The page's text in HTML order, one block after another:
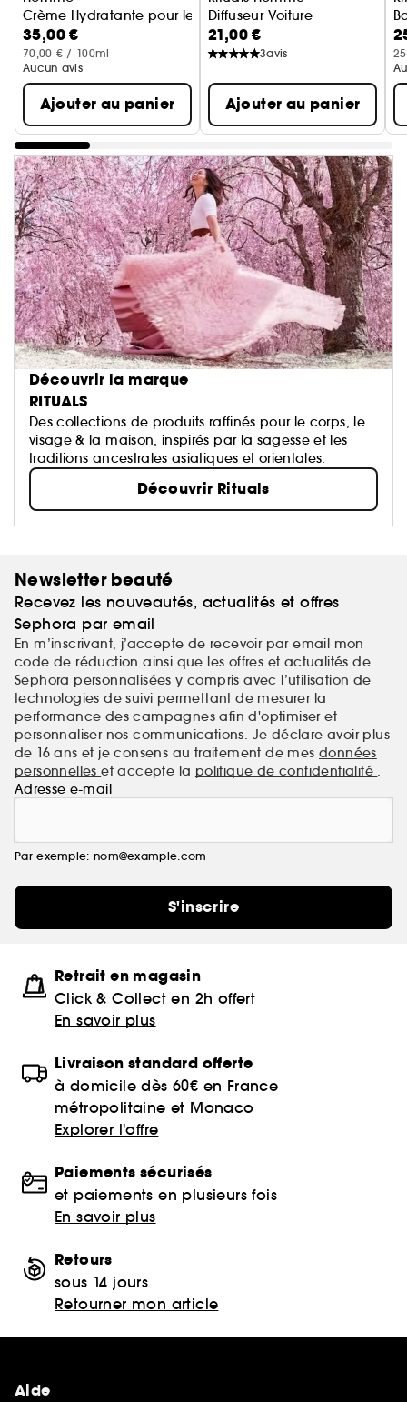
Crème Hydratante pour le Visage
35,00 €
70,00 € / 100ml
Aucun avis
Ajouter au panier
Diffuseur Voiture
21,00 €
3avis
Ajouter au panier
Découvrir la marque
RITUALS
Des collections de produits raffinés pour le corps, le
visage & la maison, inspirés par la sagesse et les
traditions ancestrales asiatiques et orientales.
Découvrir Rituals
Newsletter beauté
Recevez les nouveautés, actualités et offres
Sephora par email
En m’inscrivant, j’accepte de recevoir par email mon
code de réduction ainsi que les offres et actualités de
Sephora personnalisées y compris avec l’utilisation de
technologies de suivi permettant de mesurer la
performance des campagnes afin d'optimiser et
personnaliser nos communications. Je déclare avoir plus
de 16 ans et je consens au traitement de mes données
personnelleset accepte la politique de confidentialité .
Adresse e-mail
Par exemple: nom@example.com
S'inscrire
Retrait en magasin
Click & Collect en 2h offert
En savoir plus
Livraison standard offerte
à domicile dès 60€ en France
métropolitaine et Monaco
Explorer l'offre
Paiements sécurisés
et paiements en plusieurs fois
En savoir plus
Retours
sous 14 jours
Retourner mon article
Aide